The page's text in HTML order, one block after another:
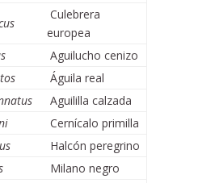
Culebrera
europea
Aguilucho cenizo
Águila real
Aguililla calzada
Cernícalo primilla
Halcón peregrino
Milano negro